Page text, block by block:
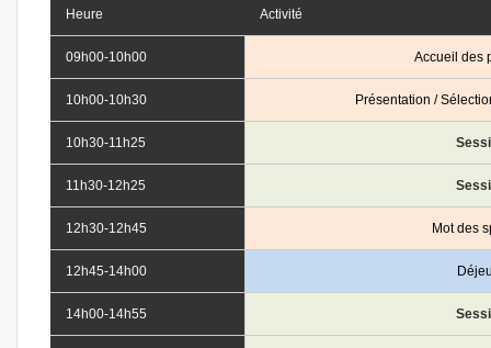
Heure Activité
09h00-10h00 Accueil des
10h00-10h30 Présentation /
10h30-11h25
11h30-12h25
12h30-12h45 Mot des
12h45-14h00
14h00-14h55